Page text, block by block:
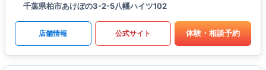
千葉県柏市あけぼの3-2-5八幡ハイツ102
店舗情報 公式サイト 体験・相談予約